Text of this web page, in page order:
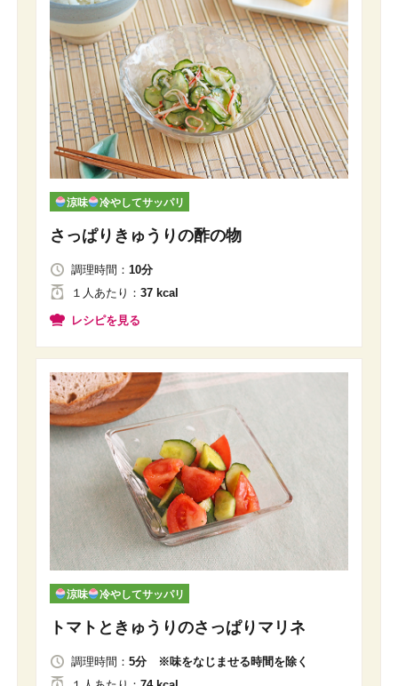
涼味 冷やしてサッパリ
さっぱりきゅうりの酢の物
調理時間： 10分
１人あたり ： 37 kcal
レシピを見る
涼味 冷やしてサッパリ
トマトときゅうりのさっぱりマリネ
調理時間： 5分 ※味をなじませる時間を除く